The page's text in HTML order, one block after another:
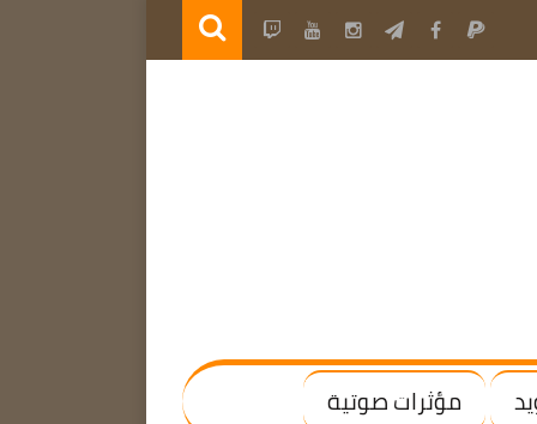
مؤثرات صوتية